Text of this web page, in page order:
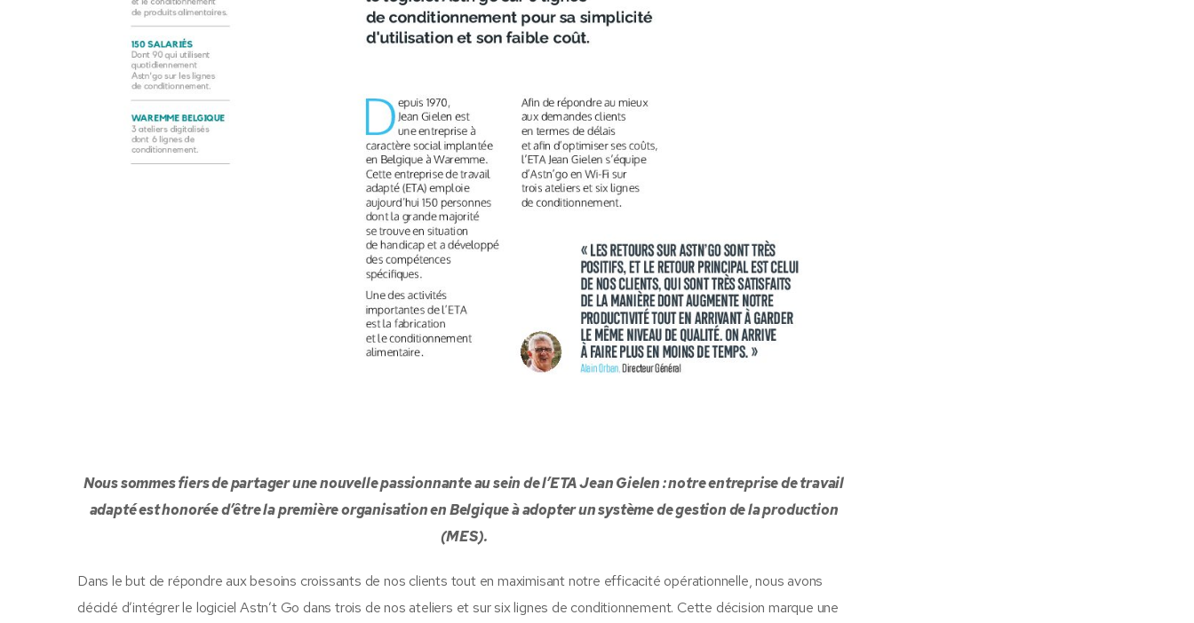
Nous sommes fiers de partager une nouvelle passionnante au sein de l’ETA Jean Gielen : notre entreprise de travail
adapté est honorée d’être la première organisation en Belgique à adopter un système de gestion de la production
(MES).
Dans le but de répondre aux besoins croissants de nos clients tout en maximisant notre efficacité opérationnelle, nous avons
décidé d’intégrer le logiciel Astn’t Go dans trois de nos ateliers et sur six lignes de conditionnement. Cette décision marque une